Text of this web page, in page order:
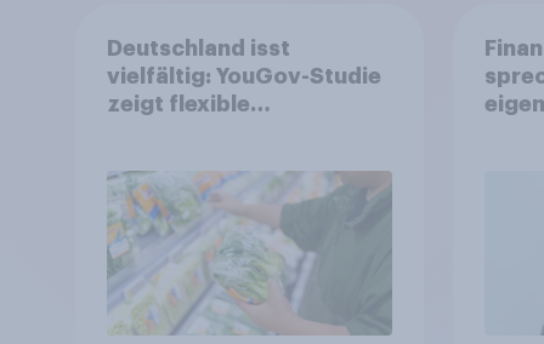
Deutschland isst
vielfältig: YouGov-Studie
zeigt flexible